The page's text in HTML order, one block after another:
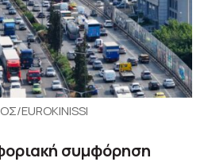
EUROKINISSI
συμφόρηση